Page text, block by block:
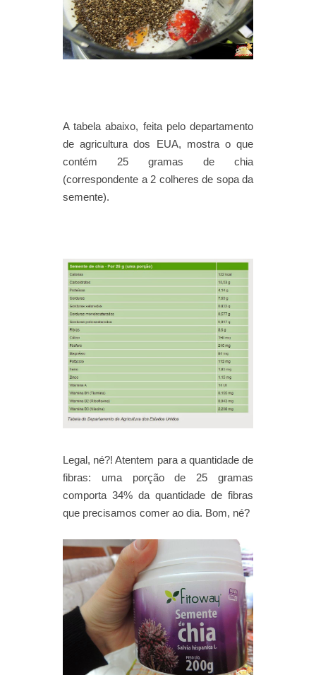
A tabela abaixo, feita pelo departamento
de agricultura dos EUA, mostra o que
contém 25 gramas de chia
(correspondente a 2 colheres de sopa da
semente).
Legal, né?! Atentem para a quantidade de
fibras: uma porção de 25 gramas
comporta 34% da quantidade de fibras
que precisamos comer ao dia. Bom, né?